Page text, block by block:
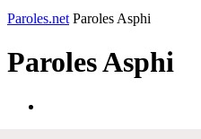
Paroles.net Paroles Asphi
ParolesAsphi